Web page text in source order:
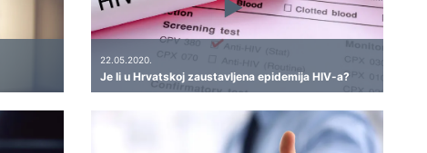
22.05.2020.
Je li u Hrvatskoj zaustavljena epidemija HIV-a?